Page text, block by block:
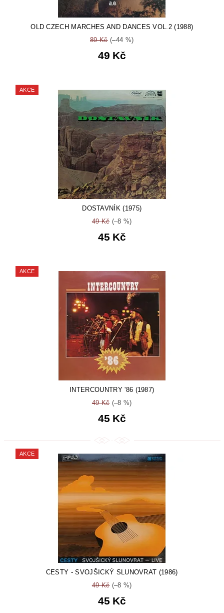
OLD CZECH MARCHES AND DANCES VOL.2 (1988)
89 Kč(–44 %)
49 Kč
AKCE
DOSTAVNÍK (1975)
49 Kč(–8 %)
45 Kč
AKCE
INTERCOUNTRY '86 (1987)
49 Kč(–8 %)
45 Kč
AKCE
CESTY - SVOJŠICKÝ SLUNOVRAT (1986)
49 Kč(–8 %)
45 Kč